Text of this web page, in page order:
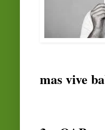
mas vive